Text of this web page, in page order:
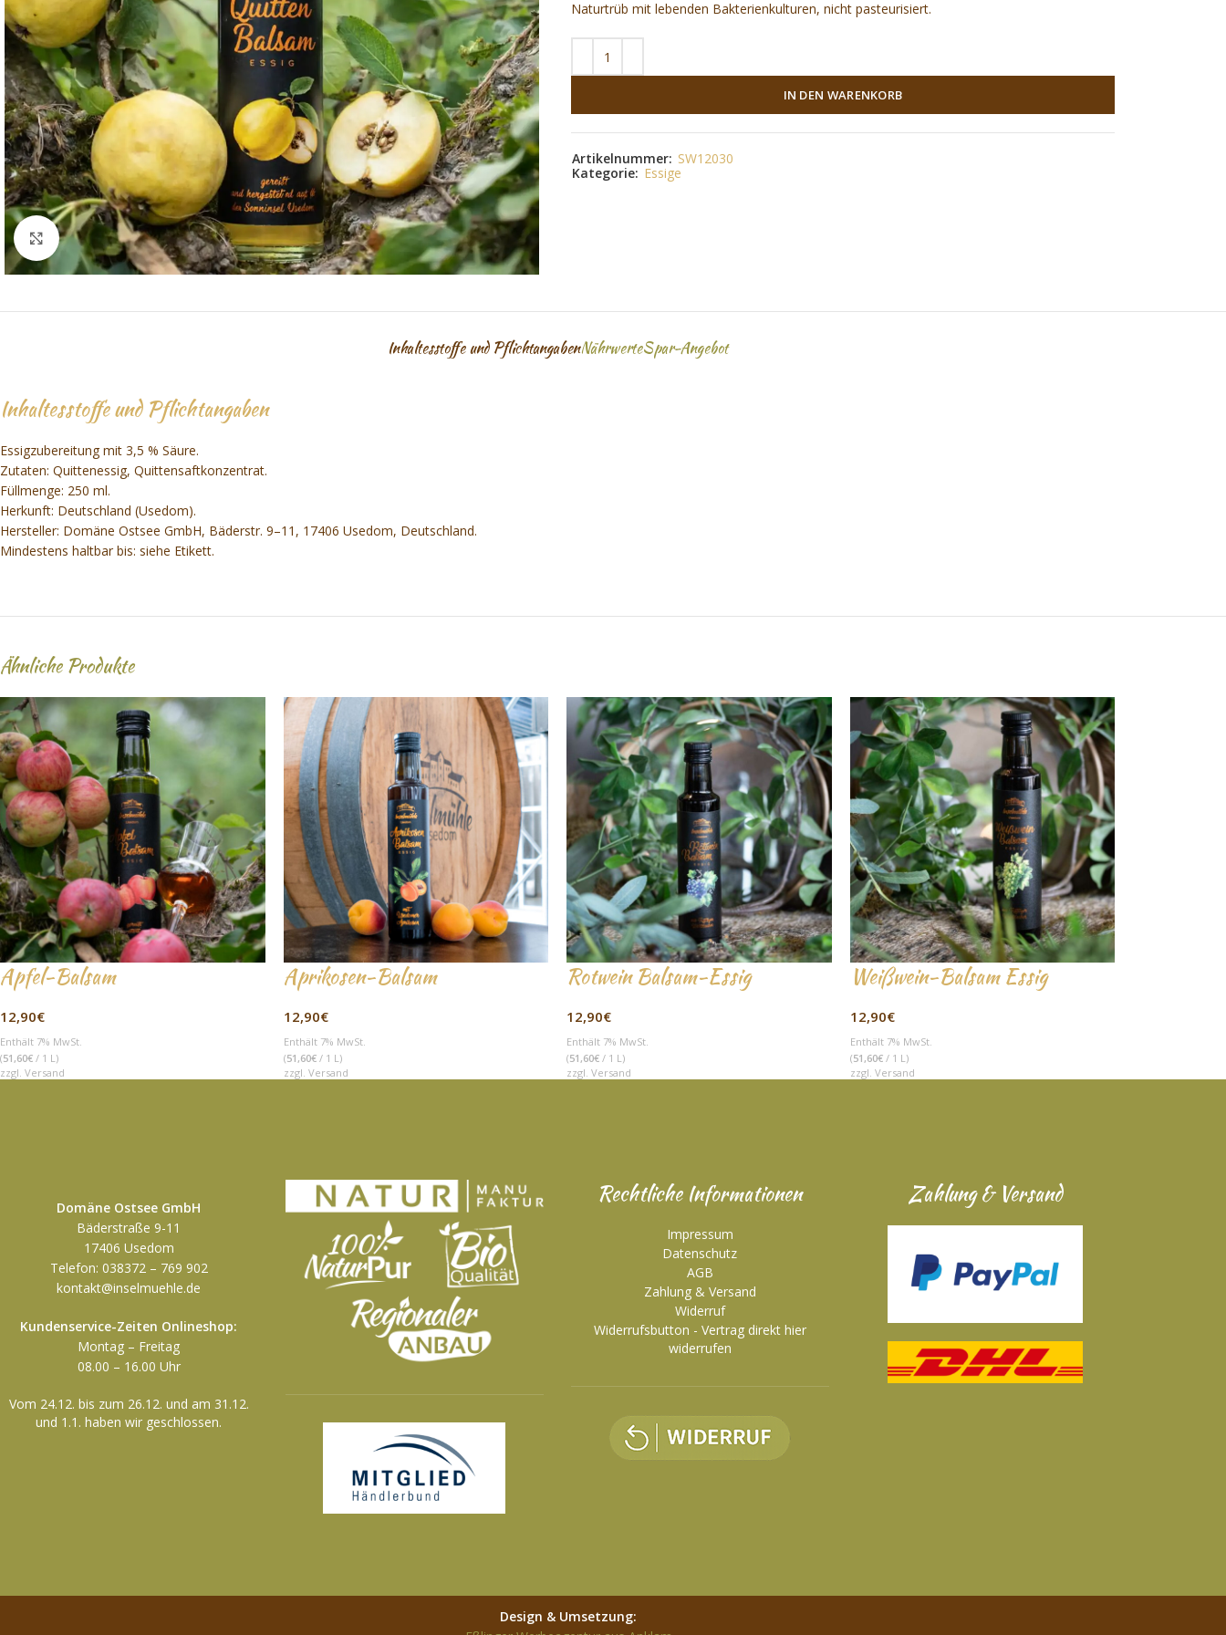
Click to enlarge
Naturtrüb mit lebenden Bakterienkulturen, nicht pasteurisiert.
IN DEN WARENKORB
Artikelnummer: SW12030
Kategorie: Essige
Inhaltesstoffe und PflichtangabenNährwerteSpar-Angebot
Inhaltesstoffe und Pflichtangaben
Essigzubereitung mit 3,5 % Säure.
Zutaten: Quittenessig, Quittensaftkonzentrat.
Füllmenge: 250 ml.
Herkunft: Deutschland (Usedom).
Hersteller: Domäne Ostsee GmbH, Bäderstr. 9–11, 17406 Usedom, Deutschland.
Mindestens haltbar bis: siehe Etikett.
Ähnliche Produkte
Apfel-Balsam
12,90€
Enthält 7% MwSt.
(51,60€ / 1 L)
zzgl. Versand
Aprikosen-Balsam
12,90€
Enthält 7% MwSt.
(51,60€/ 1 L)
zzgl. Versand
Rotwein Balsam-Essig
12,90€
Enthält 7% MwSt.
(51,60€ / 1 L)
zzgl. Versand
Weißwein-Balsam Essig
12,90€
Enthält 7% MwSt.
(51,60€/ 1 L)
zzgl. Versand
Domäne Ostsee GmbH
Bäderstraße 9-11
17406 Usedom
Telefon: 038372 – 769 902
kontakt@inselmuehle.de
Kundenservice-Zeiten Onlineshop:
Montag – Freitag
08.00 – 16.00 Uhr
Vom 24.12. bis zum 26.12. und am 31.12.
und 1.1. haben wir geschlossen.
Rechtliche Informationen
Impressum
Datenschutz
AGB
Zahlung & Versand
Widerruf
Widerrufsbutton - Vertrag direkt hier
widerrufen
Zahlung & Versand
Design & Umsetzung: